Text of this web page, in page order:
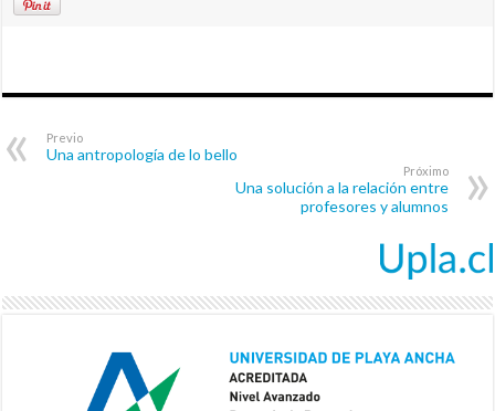
Previo
Una antropología de lo bello
Próximo
Una solución a la relación entre
profesores y alumnos